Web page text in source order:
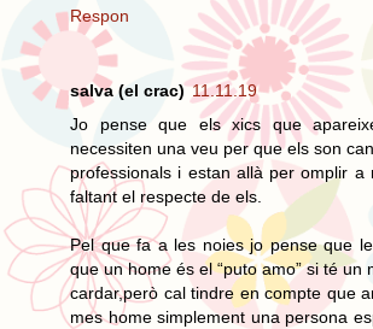
Respon
salva (el crac) 11.11.19
Jo pense que els xics que
necessiten una veu per que els son
professionals i estan allà per omplir a
faltant el respecte de els.
Pel que fa a les noies jo pense que
que un home és el “puto amo” si té un
cardar,però cal tindre en compte que
mes home simplement una persona